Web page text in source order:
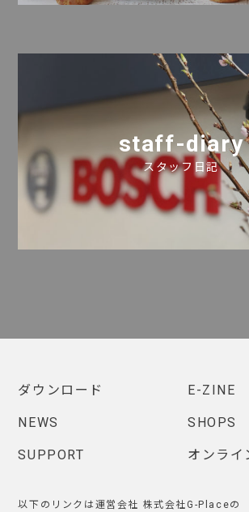
staff-diary
スタッフ日記
ダウンロード E-ZINE
NEWS SHOPS
SUPPORT オンライ
以下のリンクは運営会社 株式会社G-Placeの